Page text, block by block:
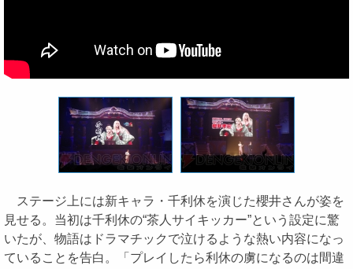
ステージ上には新キャラ・千利休を演じた櫻井さんが姿を
見せる。当初は千利休の“茶人サイキッカー”という設定に驚
いたが、物語はドラマチックで泣けるような熱い内容になっ
ていることを告白。「プレイしたら利休の虜になるのは間違